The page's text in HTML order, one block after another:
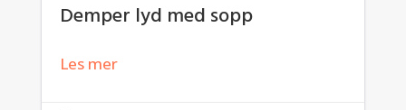
Demper lyd med sopp
Les mer